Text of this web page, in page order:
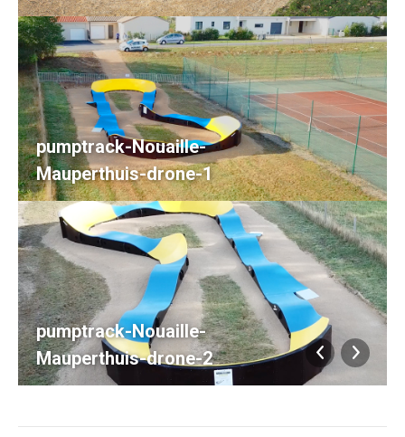
pumptrack-Nouaille-
Mauperthuis-drone-1
pumptrack-Nouaille-
Mauperthuis-drone-2